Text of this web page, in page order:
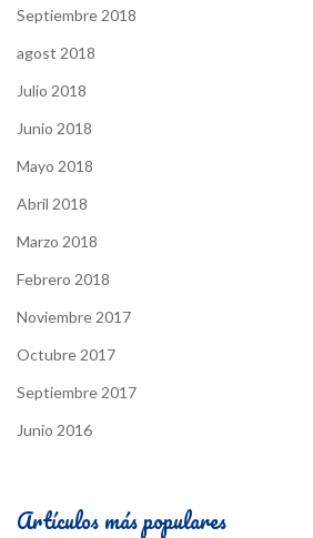
Septiembre 2018
agost 2018
Julio 2018
Junio 2018
Mayo 2018
Abril 2018
Marzo 2018
Febrero 2018
Noviembre 2017
Octubre 2017
Septiembre 2017
Junio 2016
Artículos más populares